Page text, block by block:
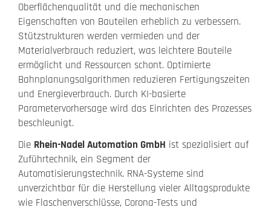
Oberflächenqualität und die mechanischen
Eigenschaften von Bauteilen erheblich zu verbessern.
Stützstrukturen werden vermieden und der
Materialverbrauch reduziert, was leichtere Bauteile
ermöglicht und Ressourcen schont. Optimierte
Bahnplanungsalgorithmen reduzieren Fertigungszeiten
und Energieverbrauch. Durch KI-basierte
Parametervorhersage wird das Einrichten des Prozesses
beschleunigt.
Die Rhein-Nadel Automation GmbH ist spezialisiert auf
Zuführtechnik, ein Segment der
Automatisierungstechnik. RNA-Systeme sind
unverzichtbar für die Herstellung vieler Alltagsprodukte
wie Flaschenverschlüsse, Corona-Tests und